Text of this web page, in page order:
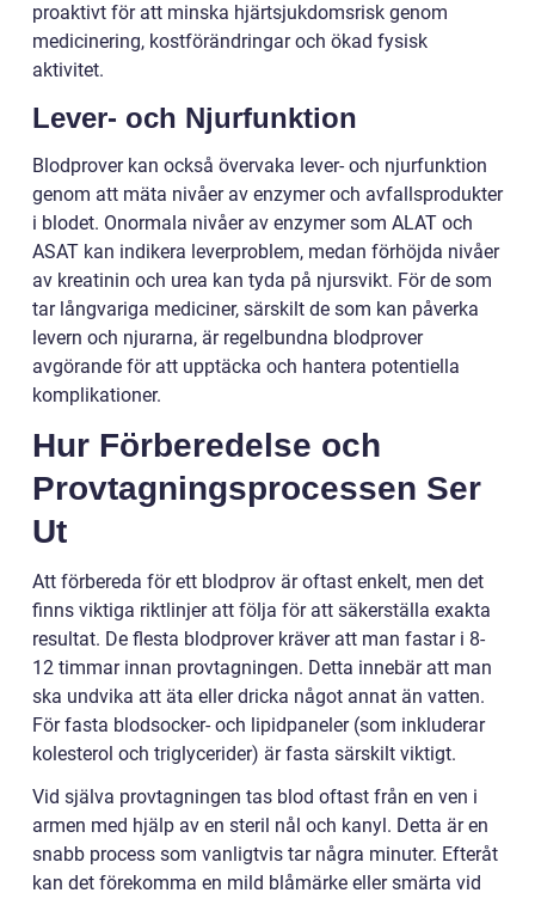
proaktivt för att minska hjärtsjukdomsrisk genom
medicinering, kostförändringar och ökad fysisk
aktivitet.
Lever- och Njurfunktion
Blodprover kan också övervaka lever- och njurfunktion
genom att mäta nivåer av enzymer och avfallsprodukter
i blodet. Onormala nivåer av enzymer som ALAT och
ASAT kan indikera leverproblem, medan förhöjda nivåer
av kreatinin och urea kan tyda på njursvikt. För de som
tar långvariga mediciner, särskilt de som kan påverka
levern och njurarna, är regelbundna blodprover
avgörande för att upptäcka och hantera potentiella
komplikationer.
Hur Förberedelse och
Provtagningsprocessen Ser
Ut
Att förbereda för ett blodprov är oftast enkelt, men det
finns viktiga riktlinjer att följa för att säkerställa exakta
resultat. De flesta blodprover kräver att man fastar i 8-
12 timmar innan provtagningen. Detta innebär att man
ska undvika att äta eller dricka något annat än vatten.
För fasta blodsocker- och lipidpaneler (som inkluderar
kolesterol och triglycerider) är fasta särskilt viktigt.
Vid själva provtagningen tas blod oftast från en ven i
armen med hjälp av en steril nål och kanyl. Detta är en
snabb process som vanligtvis tar några minuter. Efteråt
kan det förekomma en mild blåmärke eller smärta vid